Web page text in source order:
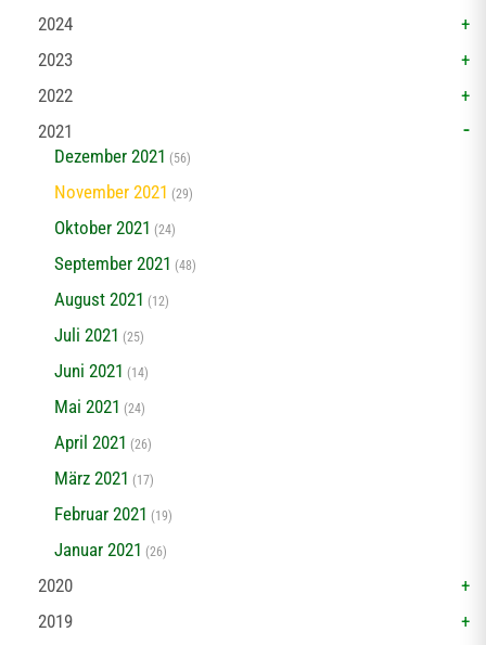
2024
2023
2022
2021
Dezember 2021 (56)
November 2021 (29)
Oktober 2021 (24)
September 2021 (48)
August 2021 (12)
Juli 2021 (25)
Juni 2021 (14)
Mai 2021 (24)
April 2021 (26)
März 2021 (17)
Februar 2021 (19)
Januar 2021 (26)
2020
2019